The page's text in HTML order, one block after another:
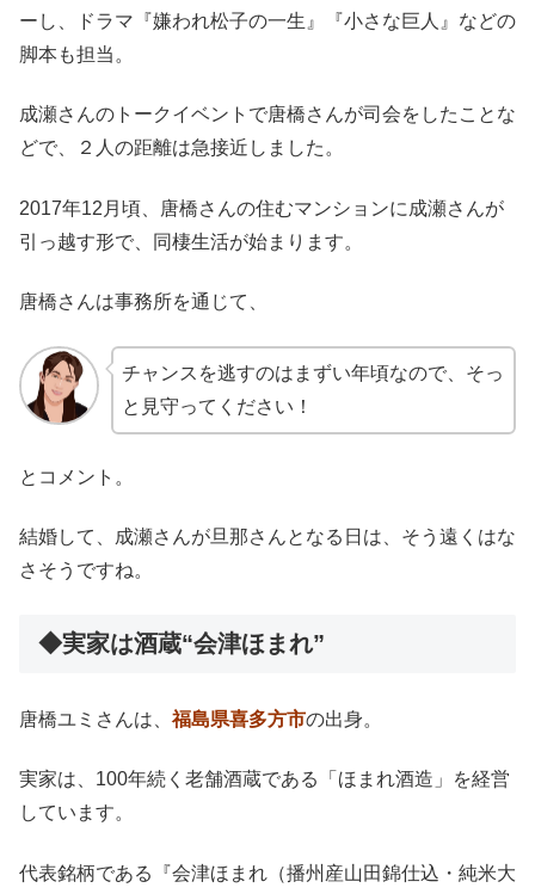
ーし、ドラマ『嫌われ松子の一生』『小さな巨人』などの
脚本も担当。
成瀬さんのトークイベントで唐橋さんが司会をしたことな
どで、２人の距離は急接近しました。
2017年12月頃、唐橋さんの住むマンションに成瀬さんが
引っ越す形で、同棲生活が始まります。
唐橋さんは事務所を通じて、
チャンスを逃すのはまずい年頃なので、そっ
と見守ってください！
とコメント。
結婚して、成瀬さんが旦那さんとなる日は、そう遠くはな
さそうですね。
◆実家は酒蔵“会津ほまれ”
唐橋ユミさんは、福島県喜多方市の出身。
実家は、100年続く老舗酒蔵である「ほまれ酒造」を経営
しています。
代表銘柄である『会津ほまれ（播州産山田錦仕込・純米大